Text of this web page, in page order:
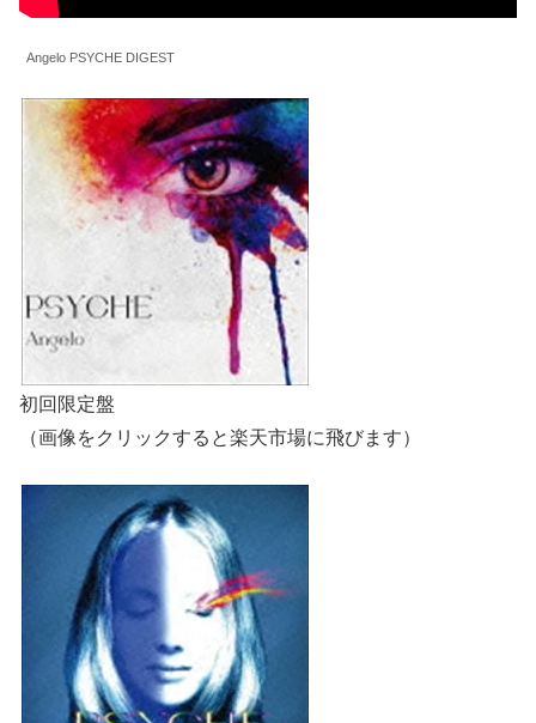
Angelo PSYCHE DIGEST
初回限定盤
（画像をクリックすると楽天市場に飛びます）